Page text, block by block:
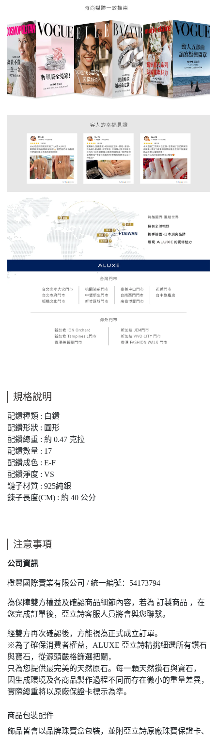
規格說明
配鑽種類 : 白鑽
配鑽形狀 : 圓形
配鑽總重 : 約 0.47 克拉
配鑽數量 : 17
配鑽成色 : E-F
配鑽淨度 : VS
鏈子材質 : 925純銀
鍊子長度(CM) : 約 40 公分
注意事項
公司資訊
橙豐國際實業有限公司 / 統一編號：54173794
為保障雙方權益及確認商品細節內容，若為 訂製商品 ，在
您完成訂單後，亞立詩客服人員將會與您聯繫。
經雙方再次確認後，方能視為正式成立訂單。
※為了確保消費者權益，ALUXE 亞立詩精挑細選所有鑽石
與寶石，從源頭嚴格篩選把關，
只為您提供最完美的天然原石。每一顆天然鑽石與寶石，
因生成環境及各商品製作過程不同而存在微小的重量差異，
實際總重將以原廠保證卡標示為準。
商品包裝配件
飾品皆會以品牌珠寶盒包裝，並附亞立詩原廠珠寶保證卡、